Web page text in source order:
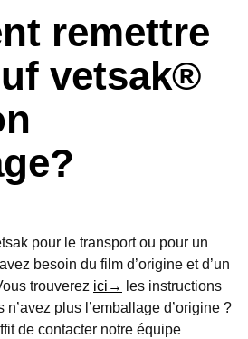
remettre
vetsak®
pour le transport ou pour un
besoin du film d’origine et d’un
trouverez ici→
les instructions
plus l’emballage d’origine ?
de contacter notre équipe